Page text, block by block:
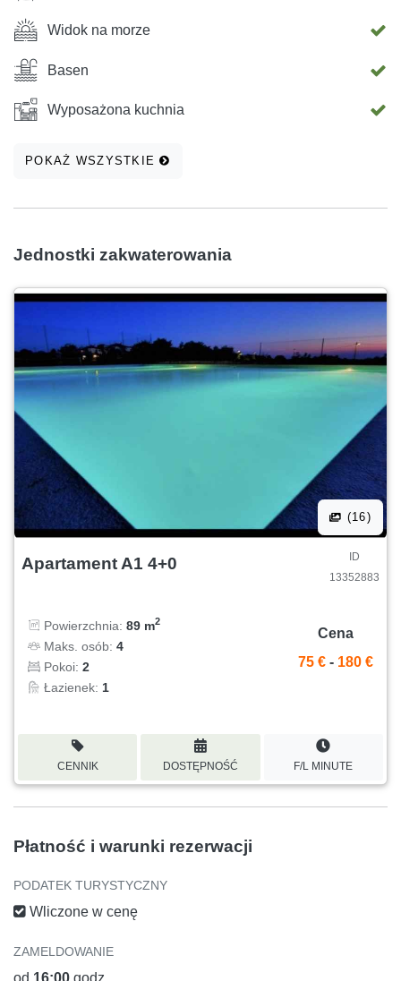
Widok na morze
Basen
Wyposażona kuchnia
POKAŻ WSZYSTKIE
Jednostki zakwaterowania
(16)
Apartament A1 4+0
ID
13352883
Powierzchnia: 89 m2
Maks. osób: 4
Pokoi: 2
Łazienek: 1
Cena
75 € - 180 €
CENNIK DOSTĘPNOŚĆ F/L MINUTE
Płatność i warunki rezerwacji
PODATEK TURYSTYCZNY
Wliczone w cenę
ZAMELDOWANIE
od 16:00 godz.